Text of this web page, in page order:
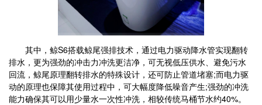
其中，鲸S6搭载鲸尾强排技术，通过电力驱动降水管实现翻转
排水，更为强劲的冲击力冲洗更洁净，可无视低压供水、避免污水
回流，鲸尾原理翻转排水的特殊设计，还可防止管道堵塞;而电力驱
动的原理也保障其使用过程中，可大幅度降低噪音产生;强劲的冲洗
能力确保其可以用少量水一次性冲洗，相较传统马桶节水约40%。